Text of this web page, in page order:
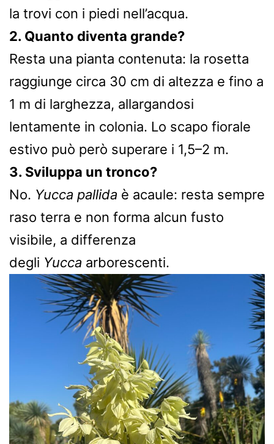
la trovi con i piedi nell’acqua.
2. Quanto diventa grande?
Resta una pianta contenuta: la rosetta
raggiunge circa 30 cm di altezza e fino a
1 m di larghezza, allargandosi
lentamente in colonia. Lo scapo fiorale
estivo può però superare i 1,5–2 m.
3. Sviluppa un tronco?
No. Yucca pallida è acaule: resta sempre
raso terra e non forma alcun fusto
visibile, a differenza
degli Yucca arborescenti.